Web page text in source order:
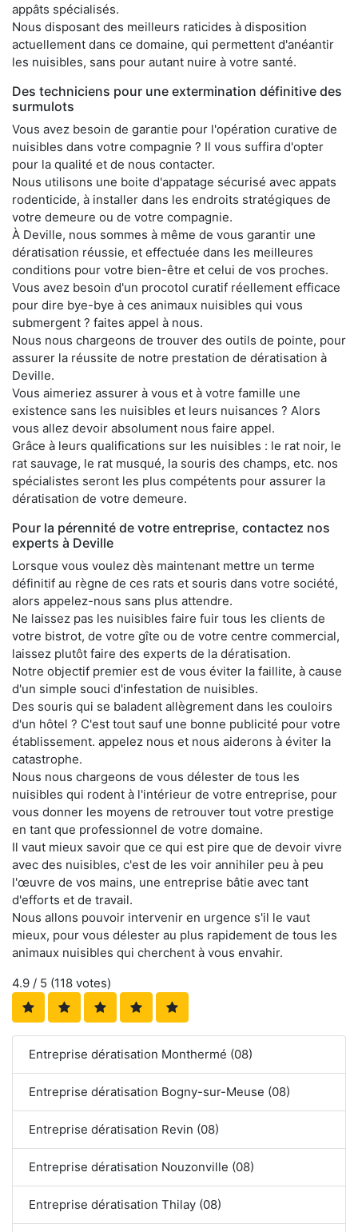
appâts spécialisés.
Nous disposant des meilleurs raticides à disposition
actuellement dans ce domaine, qui permettent d'anéantir
les nuisibles, sans pour autant nuire à votre santé.
Des techniciens pour une extermination définitive des
surmulots
Vous avez besoin de garantie pour l'opération curative de
nuisibles dans votre compagnie ? Il vous suffira d'opter
pour la qualité et de nous contacter.
Nous utilisons une boite d'appatage sécurisé avec appats
rodenticide, à installer dans les endroits stratégiques de
votre demeure ou de votre compagnie.
À Deville, nous sommes à même de vous garantir une
dératisation réussie, et effectuée dans les meilleures
conditions pour votre bien-être et celui de vos proches.
Vous avez besoin d'un procotol curatif réellement efficace
pour dire bye-bye à ces animaux nuisibles qui vous
submergent ? faites appel à nous.
Nous nous chargeons de trouver des outils de pointe, pour
assurer la réussite de notre prestation de dératisation à
Deville.
Vous aimeriez assurer à vous et à votre famille une
existence sans les nuisibles et leurs nuisances ? Alors
vous allez devoir absolument nous faire appel.
Grâce à leurs qualifications sur les nuisibles : le rat noir, le
rat sauvage, le rat musqué, la souris des champs, etc. nos
spécialistes seront les plus compétents pour assurer la
dératisation de votre demeure.
Pour la pérennité de votre entreprise, contactez nos
experts à Deville
Lorsque vous voulez dès maintenant mettre un terme
définitif au règne de ces rats et souris dans votre société,
alors appelez-nous sans plus attendre.
Ne laissez pas les nuisibles faire fuir tous les clients de
votre bistrot, de votre gîte ou de votre centre commercial,
laissez plutôt faire des experts de la dératisation.
Notre objectif premier est de vous éviter la faillite, à cause
d'un simple souci d'infestation de nuisibles.
Des souris qui se baladent allègrement dans les couloirs
d'un hôtel ? C'est tout sauf une bonne publicité pour votre
établissement. appelez nous et nous aiderons à éviter la
catastrophe.
Nous nous chargeons de vous délester de tous les
nuisibles qui rodent à l'intérieur de votre entreprise, pour
vous donner les moyens de retrouver tout votre prestige
en tant que professionnel de votre domaine.
Il vaut mieux savoir que ce qui est pire que de devoir vivre
avec des nuisibles, c'est de les voir annihiler peu à peu
l'œuvre de vos mains, une entreprise bâtie avec tant
d'efforts et de travail.
Nous allons pouvoir intervenir en urgence s'il le vaut
mieux, pour vous délester au plus rapidement de tous les
animaux nuisibles qui cherchent à vous envahir.
4.9 / 5 (118 votes)
Entreprise dératisation Monthermé (08)
Entreprise dératisation Bogny-sur-Meuse (08)
Entreprise dératisation Revin (08)
Entreprise dératisation Nouzonville (08)
Entreprise dératisation Thilay (08)